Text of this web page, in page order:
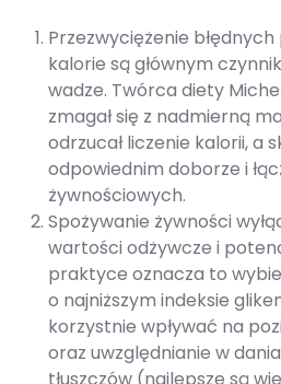
Przezwyciężenie
kalorie są głównym
wadze. Twórca diety
zmagał się z nadmierną
odrzucał liczenie kalorii, a
odpowiednim doborze i
żywnościowych.
Spożywanie żywności
wartości odżywcze i
praktyce oznacza to
o najniższym indeksie
korzystnie wpływać na
oraz uwzględnianie w